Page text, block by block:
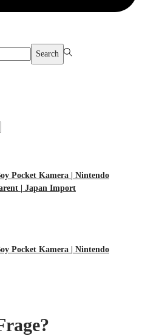
Search
Pocket Kamera | Nintendo
| Japan Import
Pocket Kamera | Nintendo